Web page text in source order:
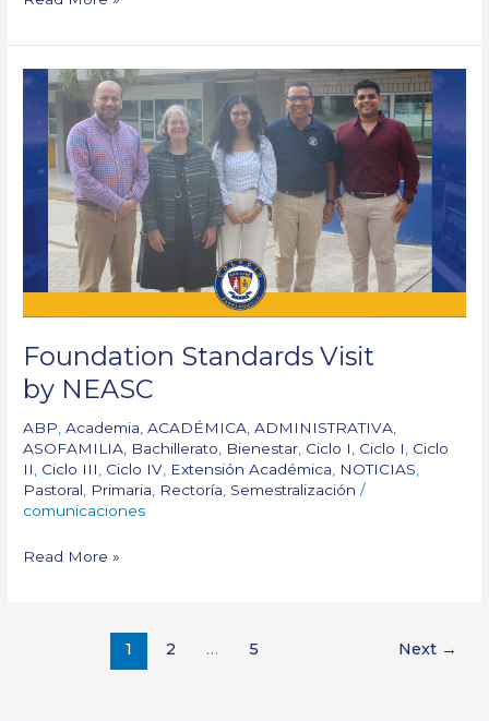
Foundation Standards Visit
by NEASC
ABP,Academia,ACADÉMICA,ADMINISTRATIVA,
ASOFAMILIA, Bachillerato, Bienestar, Ciclo I, Ciclo I, Ciclo
II, Ciclo III, Ciclo IV, Extensión Académica, NOTICIAS,
Pastoral, Primaria, Rectoría, Semestralización /
comunicaciones
Foundation
Standards
by NEASC
Read More »
1 2 … 5 Next →